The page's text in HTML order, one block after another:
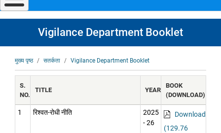
Vigilance Department Booklet
पग
चिन्ह
मुख्य पृष्ठ सतर्कता Vigilance Department Booklet
S.
NO.
TITLE YEAR
BOOK
(DOWNLOAD)
1 रिश्वत-रोधी नीति
2025
- 26
Download
(129.76